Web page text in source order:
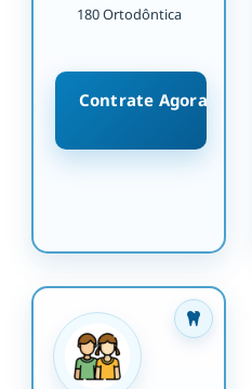
180 Ortodôntica
Contrate Agora